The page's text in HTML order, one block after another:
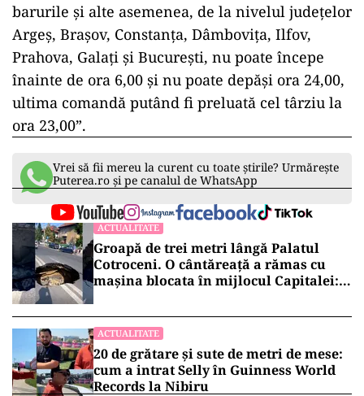
barurile şi alte asemenea, de la nivelul judeţelor
Argeş, Braşov, Constanţa, Dâmboviţa, Ilfov,
Prahova, Galaţi şi Bucureşti, nu poate începe
înainte de ora 6,00 şi nu poate depăşi ora 24,00,
ultima comandă putând fi preluată cel târziu la
ora 23,00”.
Vrei să fii mereu la curent cu toate știrile? Urmărește
Puterea.ro și pe canalul de WhatsApp
ACTUALITATE
Groapă de trei metri lângă Palatul
Cotroceni. O cântăreață a rămas cu
mașina blocata în mijlocul Capitalei:
ACTUALITATE
20 de grătare și sute de metri de mese:
cum a intrat Selly în Guinness World
Records la Nibiru